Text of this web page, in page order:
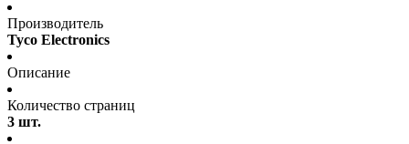
Производитель
Tyco Electronics
Описание
Количество страниц
3 шт.